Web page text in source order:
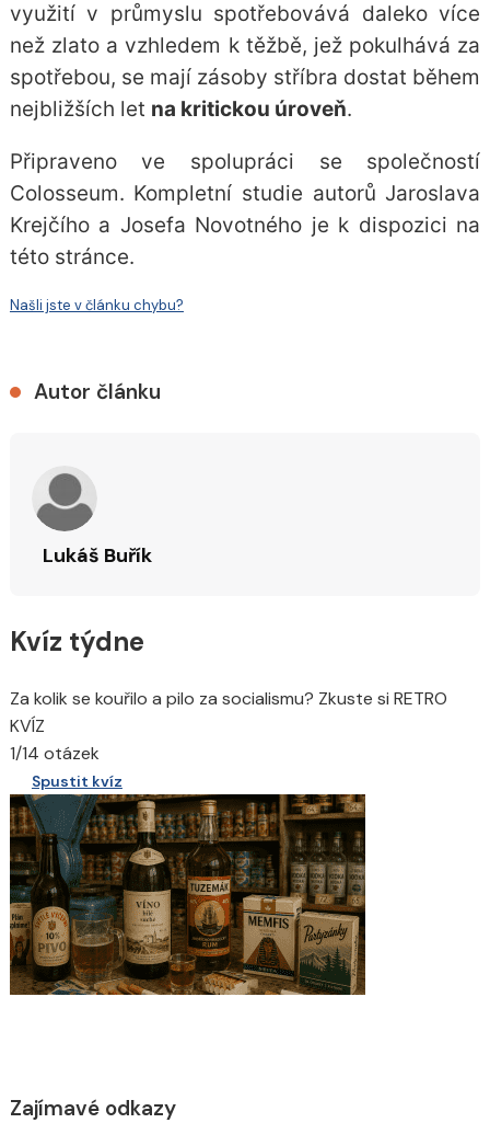
využití v průmyslu spotřebovává daleko více
než zlato a vzhledem k těžbě, jež pokulhává za
spotřebou, se mají zásoby stříbra dostat během
nejbližších let na kritickou úroveň.
Připraveno ve spolupráci se společností
Colosseum. Kompletní studie autorů Jaroslava
Krejčího a Josefa Novotného je k dispozici na
této stránce.
Našli jste v článku chybu?
Autor článku
Lukáš Buřík
Kvíz týdne
Za kolik se kouřilo a pilo za socialismu? Zkuste si RETRO
KVÍZ
1/14 otázek
Spustit kvíz
Zajímavé odkazy